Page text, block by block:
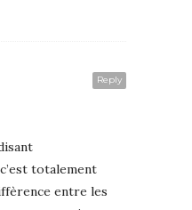
Reply
totalement
entre les